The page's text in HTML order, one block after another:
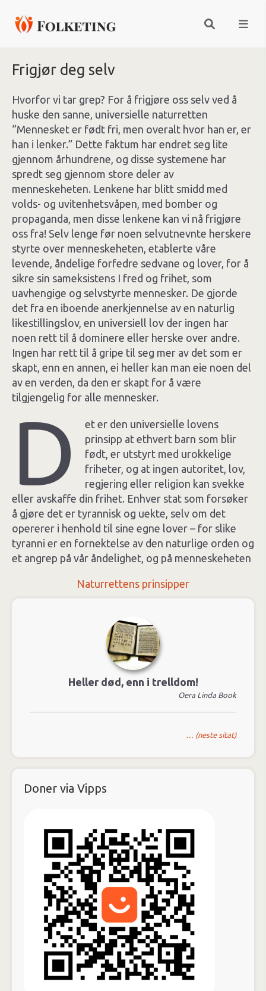
Frigjør deg selv
Hvorfor vi tar grep? For å frigjøre oss selv ved å
huske den sanne, universielle naturretten
“Mennesket er født fri, men overalt hvor han er, er
han i lenker.” Dette faktum har endret seg lite
gjennom århundrene, og disse systemene har
spredt seg gjennom store deler av
menneskeheten. Lenkene har blitt smidd med
volds- og uvitenhetsvåpen, med bomber og
propaganda, men disse lenkene kan vi nå frigjøre
oss fra! Selv lenge før noen selvutnevnte herskere
styrte over menneskeheten, etablerte våre
levende, åndelige forfedre sedvane og lover, for å
sikre sin sameksistens I fred og frihet, som
uavhengige og selvstyrte mennesker. De gjorde
det fra en iboende anerkjennelse av en naturlig
likestillingslov, en universiell lov der ingen har
noen rett til å dominere eller herske over andre.
Ingen har rett til å gripe til seg mer av det som er
skapt, enn en annen, ei heller kan man eie noen del
av en verden, da den er skapt for å være
tilgjengelig for alle mennesker.
D
et er den universielle lovens
prinsipp at ethvert barn som blir
født, er utstyrt med urokkelige
friheter, og at ingen autoritet, lov,
regjering eller religion kan svekke
eller avskaffe din frihet. Enhver stat som forsøker
å gjøre det er tyrannisk og uekte, selv om det
opererer i henhold til sine egne lover – for slike
tyranni er en fornektelse av den naturlige orden og
et angrep på vår åndelighet, og på menneskeheten
Naturrettens prinsipper
Heller død, enn i trelldom!
Oera Linda Book
… (neste sitat)
Doner via Vipps